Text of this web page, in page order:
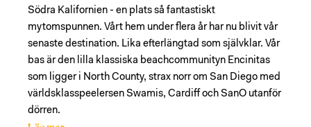
Södra Kalifornien - en plats så fantastiskt
mytomspunnen. Vårt hem under flera år har nu blivit vår
senaste destination. Lika efterlängtad som självklar. Vår
bas är den lilla klassiska beachcommunityn Encinitas
som ligger i North County, strax norr om San Diego med
världsklasspeelersen Swamis, Cardiff och SanO utanför
dörren.